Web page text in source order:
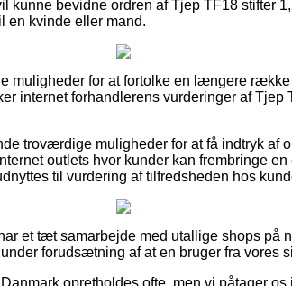
kunne bevidne ordren af Tjep TF18 stifter
en kvinde eller mand.
muligheder for at fortolke en længere
internet forhandlerens vurderinger af Tjep
troværdige muligheder for at få indtryk af
outlets hvor kunder kan frembringe
til vurdering af tilfredsheden hos
et tæt samarbejde med utallige shops på
forudsætning af at en bruger fra vores
opretholdes ofte, men vi påtager